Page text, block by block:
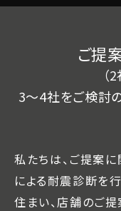
ご提
（
3～4社をご検討
私たちは、ご提案
による耐震診断を
住まい、店舗のご提